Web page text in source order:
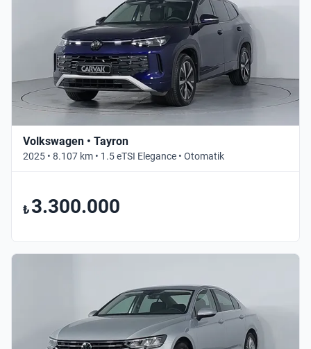
Volkswagen • Tayron
2025 • 8.107 km • 1.5 eTSI Elegance • Otomatik
₺ 3.300.000